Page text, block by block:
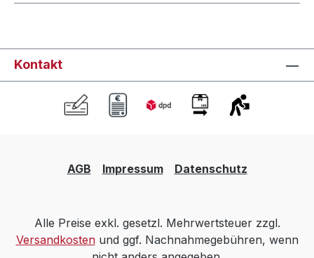
Kontakt
AGB Impressum Datenschutz
Alle Preise exkl. gesetzl. Mehrwertsteuer zzgl.
Versandkostenund ggf. Nachnahmegebühren, wenn